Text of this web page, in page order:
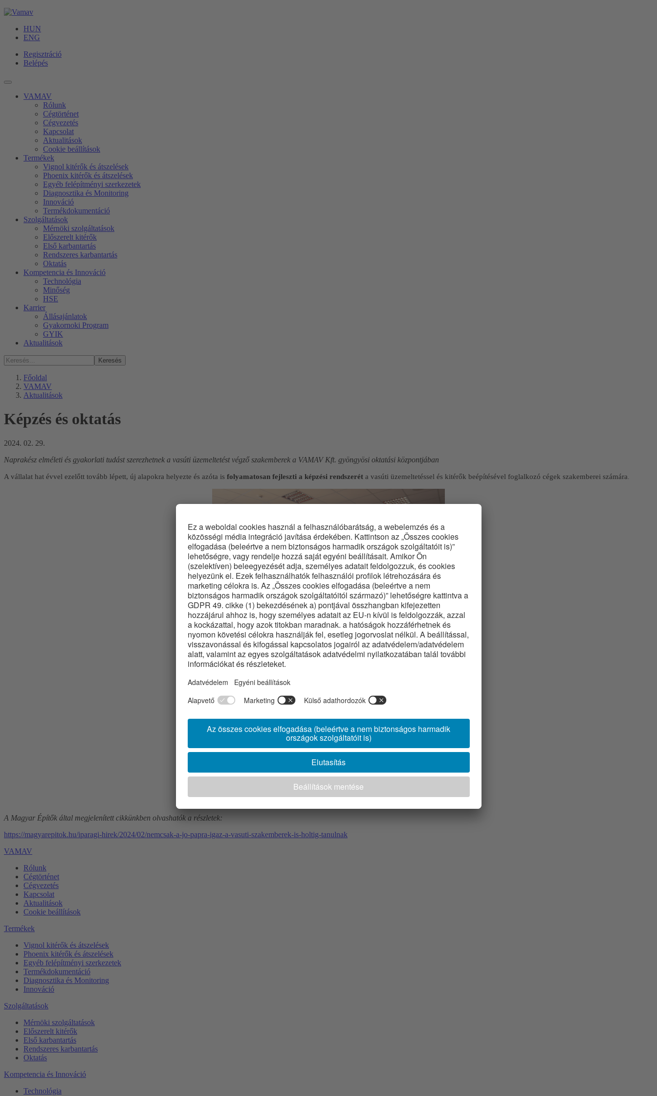
HUN
ENG
Regisztráció
Belépés
VAMAV
Rólunk
Cégtörténet
Cégvezetés
Kapcsolat
Aktualitások
Cookie beállítások
Termékek
Vignol kitérők és átszelések
Phoenix kitérők és átszelések
Egyéb felépítményi szerkezetek
Diagnosztika és Monitoring
Innováció
Termékdokumentáció
Szolgáltatások
Mérnöki szolgáltatások
Előszerelt kitérők
Első karbantartás
Rendszeres karbantartás
Oktatás
Kompetencia és Innováció
Technológia
Minőség
HSE
Karrier
Állásajánlatok
Gyakornoki Program
GYIK
Aktualitások
Keresés
Főoldal
VAMAV
Aktualitások
Képzés és oktatás
2024. 02. 29.
Naprakész elméleti és gyakorlati tudást szerezhetnek a vasúti üzemeltetést végző szakemberek a VAMAV Kft. gyöngyösi oktatási központjában
A vállalat hat évvel ezelőtt tovább lépett, új alapokra helyezte és azóta is folyamatosan fejleszti a képzési rendszerét a vasúti üzemeltetéssel és kitérők beépítésével foglalkozó cégek szakemberei számára.
A Magyar Építők által megjelenített cikkünkben olvashatók a részletek:
https://magyarepitok.hu/iparagi-hirek/2024/02/nemcsak-a-jo-papra-igaz-a-vasuti-szakemberek-is-holtig-tanulnak
VAMAV
Rólunk
Cégtörténet
Cégvezetés
Kapcsolat
Aktualitások
Cookie beállítások
Termékek
Vignol kitérők és átszelések
Phoenix kitérők és átszelések
Egyéb felépítményi szerkezetek
Termékdokumentáció
Diagnosztika és Monitoring
Innováció
Szolgáltatások
Mérnöki szolgáltatások
Előszerelt kitérők
Első karbantartás
Rendszeres karbantartás
Oktatás
Kompetencia és Innováció
Technológia